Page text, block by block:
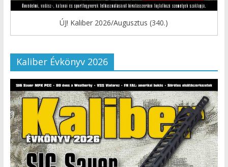
ÚJ! Kaliber 2026/Augusztus (340.)
Kaliber Évkönyv 2026